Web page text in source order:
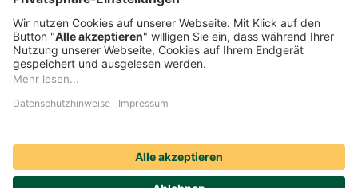
Cookie-Einstellungen
Datenschutz
Impressum
Streitbeilegung
Nutzungshinweise
Compliance
Social Media Icons sowie Verlinkungen, die mit